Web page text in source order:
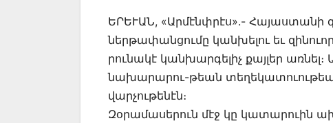
ԵՐԵՒԱՆ, «Արմէնփրէս».- Հայաստանի
ներթափանցումը կանխելու եւ
րունակէ կանխարգելիչ քայլեր
նախարարու-թեան
վարչութենէն։
Զօրամասերուն մէջ կը կատարուին